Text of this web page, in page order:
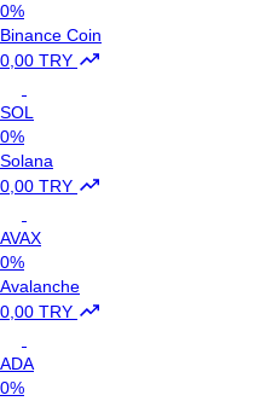
0%
Binance Coin
0,00 TRY
SOL
0%
Solana
0,00 TRY
AVAX
0%
Avalanche
0,00 TRY
ADA
0%